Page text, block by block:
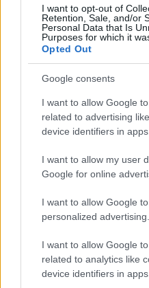
I want to opt-out of
Retention, Sale, and/or
Personal Data that Is
Purposes for which it
Opted Out
Google consents
I want to allow Google
related to advertising
device identifiers in apps.
I want to allow my user
Google for online
I want to allow Google
personalized advertising.
I want to allow Google
related to analytics like
device identifiers in apps.
y
Estadísticas
Los números de Papu
espectaculares. En 208
fue la temporada 2016/17
asistencias de gol.
Sus promedioSofaScore
de 7,72, siendo el jugador